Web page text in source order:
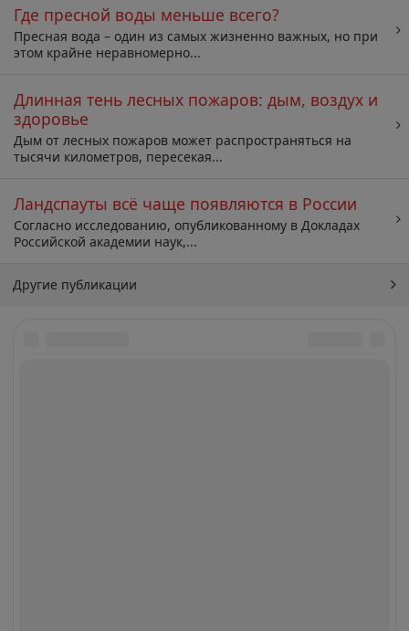
Где пресной воды меньше всего?
Пресная вода – один из самых жизненно важных, но при
этом крайне неравномерно...
Длинная тень лесных пожаров: дым, воздух и
здоровье
Дым от лесных пожаров может распространяться на
тысячи километров, пересекая...
Ландспауты всё чаще появляются в России
Согласно исследованию, опубликованному в Докладах
Российской академии наук,...
Другие публикации